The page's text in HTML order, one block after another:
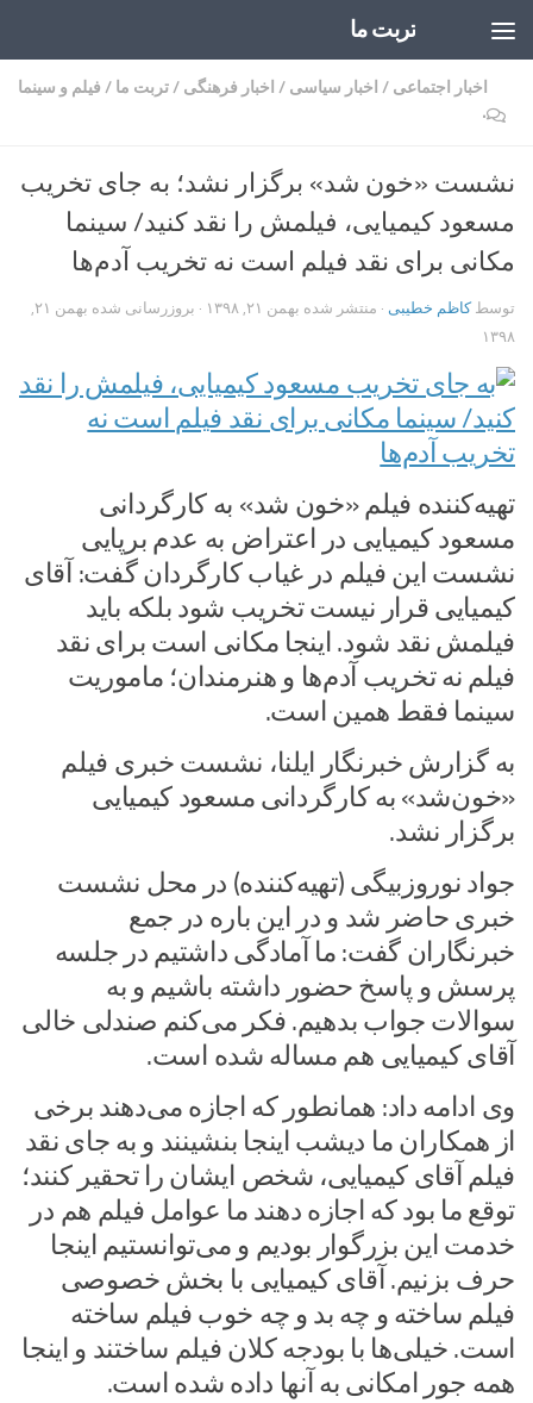
تربت ما
اخبار اجتماعی / اخبار سیاسی / اخبار فرهنگی /تربت ما / فیلم و سینما
۰
نشست «خون شد» برگزار نشد؛ به جای تخریب
مسعود کیمیایی، فیلمش را نقد کنید/ سینما
مکانی برای نقد فیلم است نه تخریب آدم‌ها
توسطکاظم خطیبی · منتشر شده بهمن ۲۱, ۱۳۹۸ · بروزرسانی شده
بهمن ۲۱,
۱۳۹۸
تهیه‌کننده فیلم «خون شد» به کارگردانی
مسعود کیمیایی در اعتراض به عدم برپایی
نشست این فیلم در غیاب کارگردان گفت: آقای
کیمیایی قرار نیست تخریب شود بلکه باید
فیلمش نقد شود. اینجا مکانی است برای نقد
فیلم نه تخریب آدم‌ها و هنرمندان؛ ماموریت
سینما فقط همین است.
به گزارش خبرنگار ایلنا، نشست خبری فیلم
«خون‌شد» به کارگردانی مسعود کیمیایی
برگزار نشد.
جواد نوروزبیگی (تهیه‌کننده) در محل نشست
خبری حاضر شد و در این باره در جمع
خبرنگاران گفت: ما آمادگی داشتیم در جلسه
پرسش و‌ پاسخ حضور داشته باشیم و به
سوالات جواب بدهیم. فکر می‌کنم صندلی خالی
آقای کیمیایی هم مساله شده است.
وی ادامه داد: همانطور که اجازه می‌دهند برخی
از همکاران ما دیشب اینجا بنشینند و به جای نقد
فیلم آقای کیمیایی، شخص ایشان را تحقیر کنند؛
توقع ما بود که اجازه دهند ما عوامل فیلم هم در
خدمت این بزرگوار بودیم و می‌توانستیم اینجا
حرف بزنیم. آقای کیمیایی با بخش خصوصی
فیلم ساخته و چه بد و چه خوب فیلم ساخته
است. خیلی‌ها با بودجه کلان فیلم ساختند و اینجا
همه جور امکانی به آنها داده شده است.